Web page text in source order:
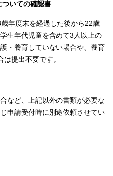
ついての確認書
年度末を経過した後から22歳
生年代児童を含めて3人以上の
・養育していない場合や、養育
は提出不要です。
など、上記以外の書類が必要な
申請受付時に別途依頼させてい